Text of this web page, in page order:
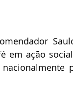
em ação